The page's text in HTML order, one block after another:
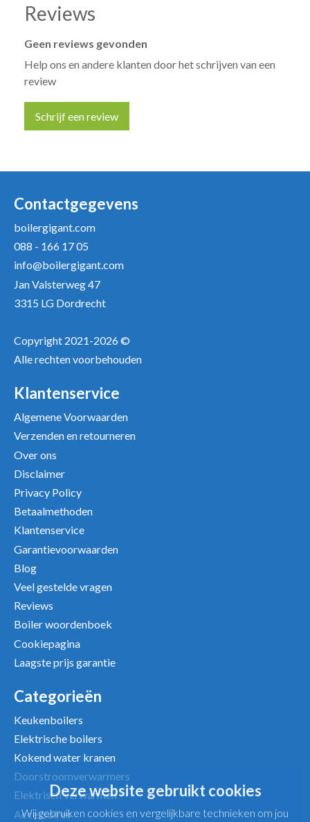
Reviews
Geen reviews gevonden
Help ons en andere klanten door het schrijven van een
review
Schrijf een review
Uw naam *
Uw recensie *
Uw beoordeling
Contactgegevens
boilergigant.com
088 - 166 17 05
info@boilergigant.com
Jan Valsterweg 47
3315 LG Dordrecht
Copyright 2021-2026 ©
Alle rechten voorbehouden
Klantenservice
Algemene Voorwaarden
Verzenden en retourneren
Over ons
Disclaimer
Privacy Policy
Betaalmethoden
Klantenservice
Garantievoorwaarden
Blog
Veel gestelde vragen
Reviews
Boiler woordenboek
Cookiepagina
Laagste prijs garantie
Categorieën
Keukenboilers
Elektrische boilers
Kokend water kranen
Doorstroomverwarmers
Elektrisch verwarmen
Accessoires
Deze website gebruikt cookies
Wij gebruiken cookies en vergelijkbare technieken om jou